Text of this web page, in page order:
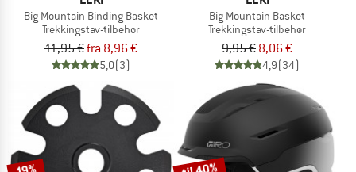
Big Mountain Binding Basket
Trekkingstav-tilbehør
11,95 €fra 8,96 €
5,0(3)
Big Mountain Basket
Trekkingstav-tilbehør
9,95 € 8,06 €
4,9(34)